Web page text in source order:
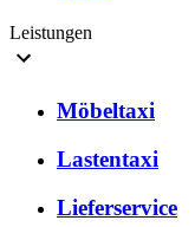
Leistungen
Möbeltaxi
Lastentaxi
Lieferservice